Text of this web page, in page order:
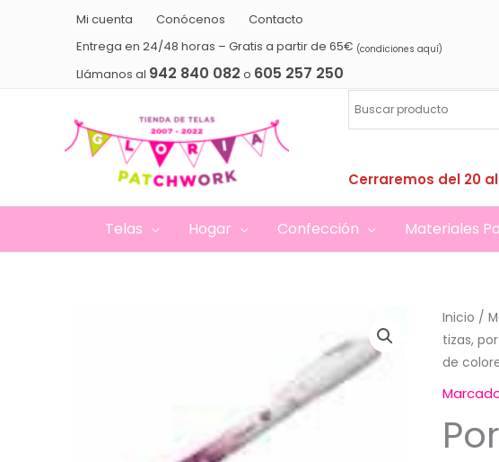
Mi cuenta Conócenos
Contacto
Entrega en 24/48 horas – Gratis a partir de 65€ (condiciones aquí)
Llámanos al 942 840 082 o 605 257 250
Cerraremos del 20
Telas Hogar Confección Materiales
Inicio /
tizas,
de